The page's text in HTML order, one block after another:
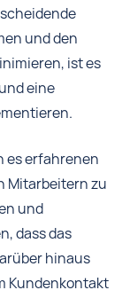
und den
ist es
eine
es erfahrenen
Mitarbeitern zu
und
dass das
hinaus
Kundenkontakt